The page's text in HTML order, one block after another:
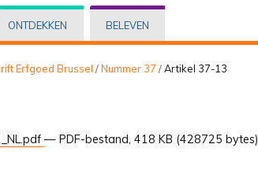
ONTDEKKEN BELEVEN
Erfgoed Brussel /Nummer 37 /Artikel 37-13
— PDF-bestand, 418 KB (428725 bytes)